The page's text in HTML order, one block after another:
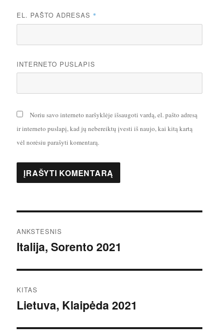
EL. PAŠTO ADRESAS *
INTERNETO PUSLAPIS
Noriu savo interneto naršyklėje išsaugoti vardą, el. pašto adresą
ir interneto puslapį, kad jų nebereiktų įvesti iš naujo, kai kitą kartą
vėl norėsiu parašyti komentarą.
tarp
ANKSTESNIS
Ankstesnis
Italija, Sorento 2021
KITAS
Kitas
Lietuva, Klaipėda 2021